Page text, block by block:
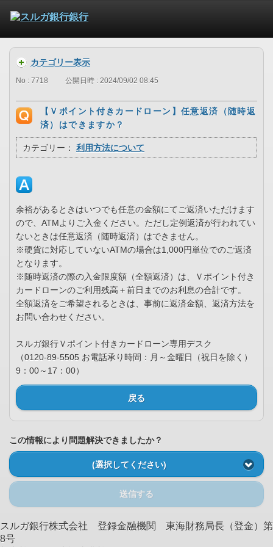
カテゴリー表示
No : 7718 公開日時 : 2024/09/02 08:45
【Ｖポイント付きカードローン】任意返済（随時返
済）はできますか？
カテゴリー： 利用方法について
余裕があるときはいつでも任意の金額にてご返済いただけます
ので、ATMよりご入金ください。ただし定例返済が行われてい
ないときは任意返済（随時返済）はできません。
※硬貨に対応していないATMの場合は1,000円単位でのご返済
となります。
※随時返済の際の入金限度額（全額返済）は、Ｖポイント付き
カードローンのご利用残高＋前日までのお利息の合計です。
全額返済をご希望されるときは、事前に返済金額、返済方法を
お問い合わせください。
スルガ銀行Ｖポイント付きカードローン専用デスク
（0120-89-5505 お電話承り時間：月～金曜日（祝日を除く）
9：00～17：00）
戻る
この情報により問題解決できましたか？
(選択してください)
送信する
スルガ銀行株式会社 登録金融機関 東海財務局長（登金）第
8号